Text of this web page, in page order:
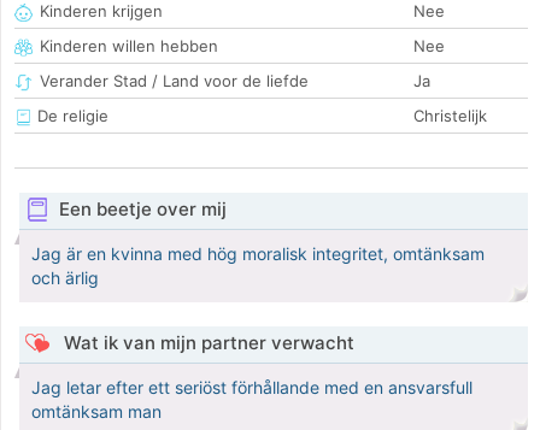
Kinderen krijgen
Nee
Kinderen willen hebben
Nee
Verander Stad / Land voor de liefde
Ja
De religie
Christelijk
Een beetje over mij
Jag är en kvinna med hög moralisk integritet, omtänksam
och ärlig
Wat ik van mijn partner verwacht
Jag letar efter ett seriöst förhållande med en ansvarsfull
omtänksam man